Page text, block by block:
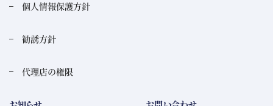
個人情報保護方針
勧誘方針
代理店の権限